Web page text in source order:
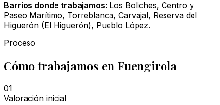
Barrios donde trabajamos: Los Boliches, Centro y
Paseo Marítimo, Torreblanca, Carvajal, Reserva del
Higuerón (El Higuerón), Pueblo López.
Proceso
Cómo trabajamos en Fuengirola
01
Valoración inicial